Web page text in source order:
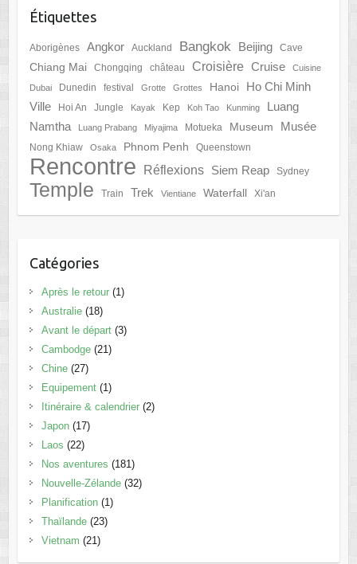
Étiquettes
Aborigènes Angkor Auckland Bangkok Beijing Cave
Chiang Mai Chongqing château Croisière Cruise Cuisine
Dubai Dunedin festival Grotte Grottes Hanoi
Ho Chi Minh
Ville
Hoi An Jungle Kayak Kep Koh Tao Kunming
Luang
Namtha
Luang Prabang Miyajima Motueka Museum Musée
Nong Khiaw Osaka Phnom Penh Queenstown
Rencontre Réflexions Siem Reap Sydney
Temple Train Trek Vientiane Waterfall Xi'an
Catégories
Après le retour(1)
Australie(18)
Avant le départ(3)
Cambodge(21)
Chine(27)
Equipement(1)
Itinéraire & calendrier(2)
Japon(17)
Laos (22)
Nos aventures (181)
Nouvelle-Zélande(32)
Planification(1)
Thaïlande(23)
Vietnam (21)